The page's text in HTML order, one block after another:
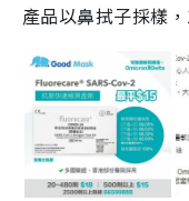
產品以鼻拭子採樣